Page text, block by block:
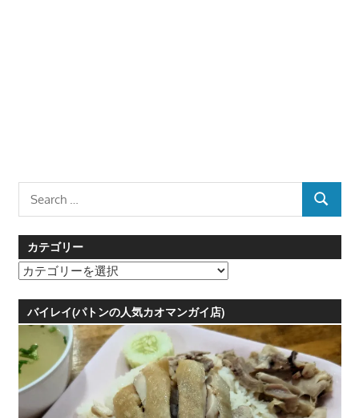
SEARCH
カテゴリー
カ
ゴ
ー
バイレイ(パトンの人気カオマンガイ店)